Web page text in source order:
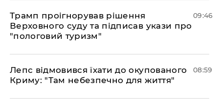
Трамп проігнорував рішення
Верховного суду та підписав укази про
"пологовий туризм"
09:46
Лепс відмовився їхати до окупованого
Криму: "Там небезпечно для життя"
08:59